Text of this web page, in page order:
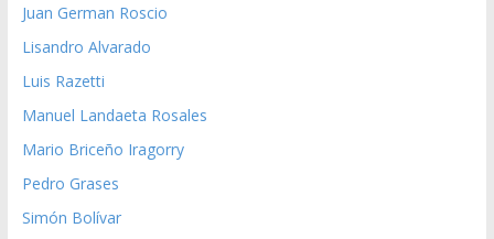
Juan German Roscio
Lisandro Alvarado
Luis Razetti
Manuel Landaeta Rosales
Mario Briceño Iragorry
Pedro Grases
Simón Bolívar